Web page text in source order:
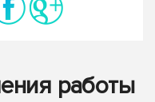
работы